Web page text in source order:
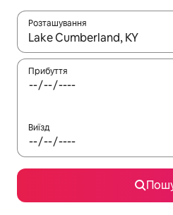
Розташування
Отримавши результати
Прибуття
Виїзд